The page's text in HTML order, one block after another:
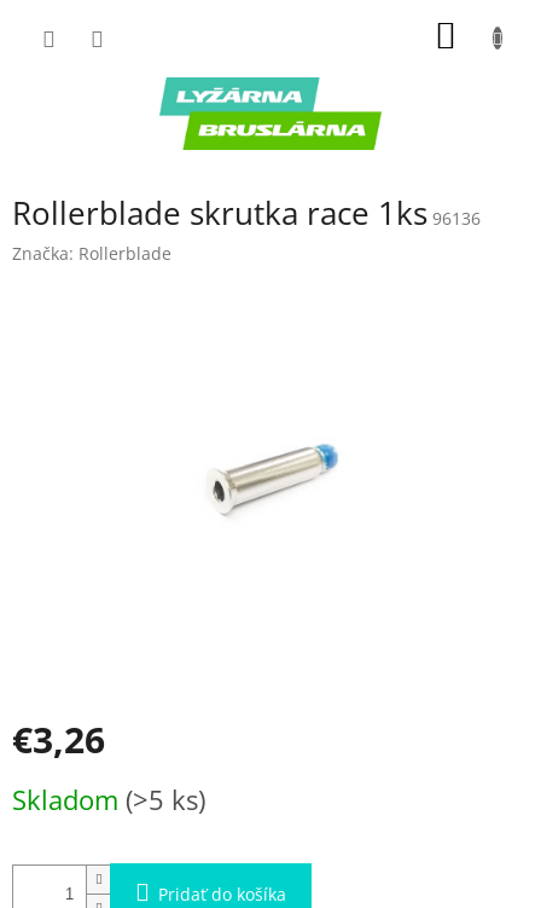
Rollerblade skrutka race 1ks 96136
Značka: Rollerblade
€3,26
cena:
Skladom (>5 ks)
Pridať do košíka